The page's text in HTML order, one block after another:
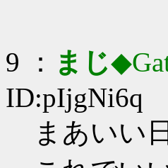
9 ： まじ
ID:pIjgNi6q
まあいい